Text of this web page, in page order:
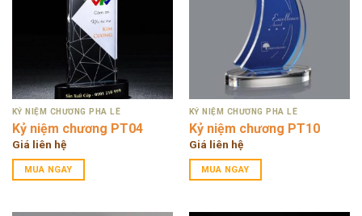
KỶ NIỆM CHƯƠNG PHA LÊ
Kỷ niệm chương PT04
Giá liên hệ
MUA NGAY
KỶ NIỆM CHƯƠNG PHA LÊ
Kỷ niệm chương PT10
Giá liên hệ
MUA NGAY